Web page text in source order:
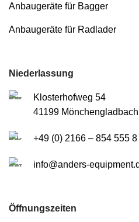
Anbaugeräte für Bagger
Anbaugeräte für Radlader
Niederlassung
Klosterhofweg 54
41199 Mönchengladbach
+49 (0) 2166 – 854 555 8
info@anders-
Öffnungszeiten